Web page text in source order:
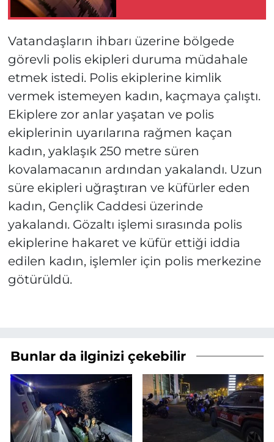
Vatandaşların ihbarı üzerine bölgede
görevli polis ekipleri duruma müdahale
etmek istedi. Polis ekiplerine kimlik
vermek istemeyen kadın, kaçmaya çalıştı.
Ekiplere zor anlar yaşatan ve polis
ekiplerinin uyarılarına rağmen kaçan
kadın, yaklaşık 250 metre süren
kovalamacanın ardından yakalandı. Uzun
süre ekipleri uğraştıran ve küfürler eden
kadın, Gençlik Caddesi üzerinde
yakalandı. Gözaltı işlemi sırasında polis
ekiplerine hakaret ve küfür ettiği iddia
edilen kadın, işlemler için polis merkezine
götürüldü.
Bunlar da ilginizi çekebilir